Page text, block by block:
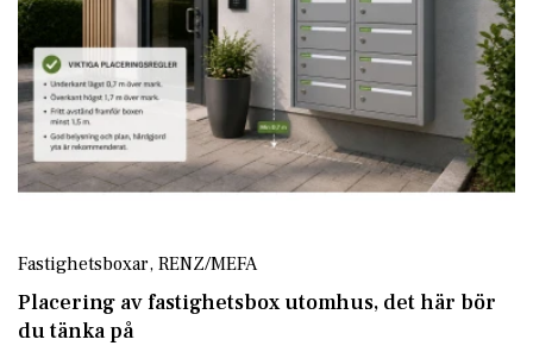
Fastighetsboxar, RENZ/MEFA
Placering av fastighetsbox utomhus, det här bör
du tänka på